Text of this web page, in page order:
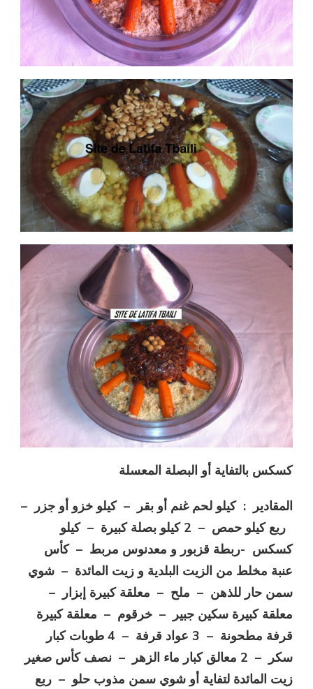
كسكس بالتفاية أو البصلة المعسلة
المقادير : كيلو لحم غنم أو بقر – كيلو خزو أو جزر –
ربع كيلو حمص – 2 كيلو بصلة كبيرة – كيلو
كسكس -ربطة قزبور و معدنوس مربط – كأس
عنبة مخلط من الزيت البلدية و زيت المائدة – شوي
سمن حار للذهن – ملح – معلقة كبيرة إبزار –
معلقة كبيرة سكين جبير – خرقوم – معلقة كبيرة
قرفة مطحونة – 3 عواد قرفة – 4 طوبات كبار
سكر – 2 معالق كبار ماء الزهر – نصف كأس صغير
زيت المائدة لتفاية أو شوي سمن مذوب حلو – ربع